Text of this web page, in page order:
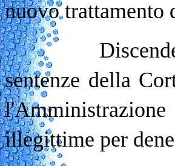
nuovo trattamento
Discende dalle
sentenze della
illegittime per